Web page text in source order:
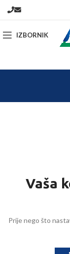
IZBORNIK
Vaša
Prije nego što